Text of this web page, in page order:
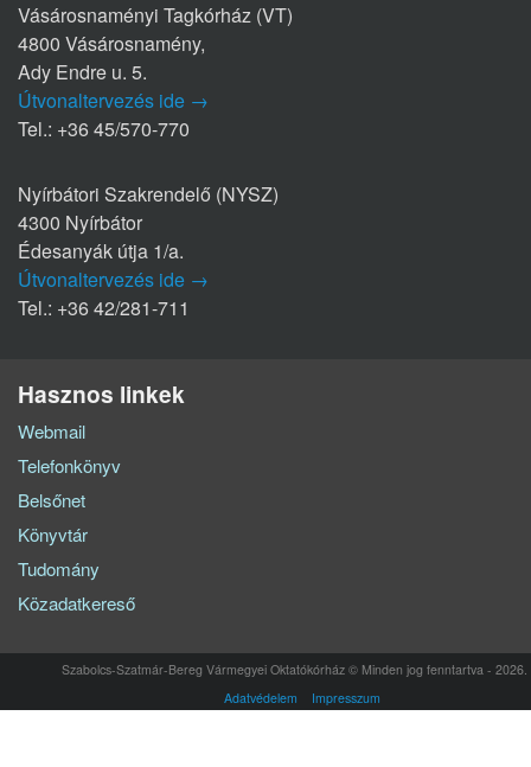
Vásárosnaményi Tagkórház (VT)
4800 Vásárosnamény,
Ady Endre u. 5.
Útvonaltervezés ide →
Tel.: +36 45/570-770
Nyírbátori Szakrendelő (NYSZ)
4300 Nyírbátor
Édesanyák útja 1/a.
Útvonaltervezés ide →
Tel.: +36 42/281-711
Hasznos linkek
Webmail
Telefonkönyv
Belsőnet
Könyvtár
Tudomány
Közadatkereső
Szabolcs-Szatmár-Bereg Vármegyei Oktatókórház © Minden jog fenntartva - 2026.
Adatvédelem
Impresszum